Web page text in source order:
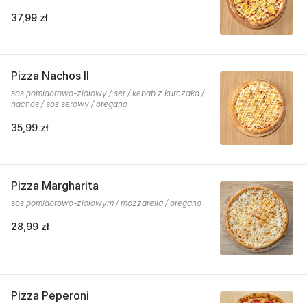
37,99 zł
Pizza Nachos II
sos pomidorowo-ziołowy / ser / kebab z kurczaka /
nachos / sos serowy / oregano
35,99 zł
Pizza Margharita
sos pomidorowo-ziołowym / mozzarella / oregano
28,99 zł
Pizza Peperoni